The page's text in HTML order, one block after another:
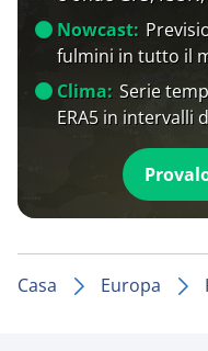
Nowcast:
fulmini in tutto il
Clima: Serie
ERA5 in intervalli
Casa Europa